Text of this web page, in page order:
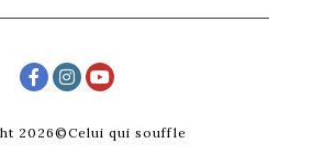
2026©Celui qui souffle